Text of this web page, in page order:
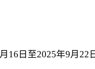
月 16日至2025年9月 22